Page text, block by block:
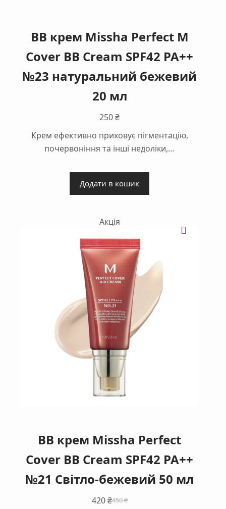
BB крем Missha Perfect M
Cover BB Cream SPF42 PA++
№23 натуральний бежевий
20 мл
250₴
Крем ефективно приховує пігментацію,
почервоніння та інші недоліки,…
Додати в кошик
Акція
BB крем Missha Perfect
Cover BB Cream SPF42 PA++
№21 Світло-бежевий 50 мл
450₴
Оригінальна
420₴
Поточна